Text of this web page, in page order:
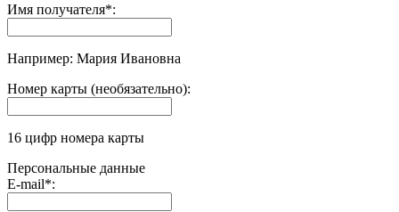
Имя получателя*:
Например: Мария Ивановна
Номер карты (необязательно):
16 цифр номера карты
Персональные данные
E-mail*: